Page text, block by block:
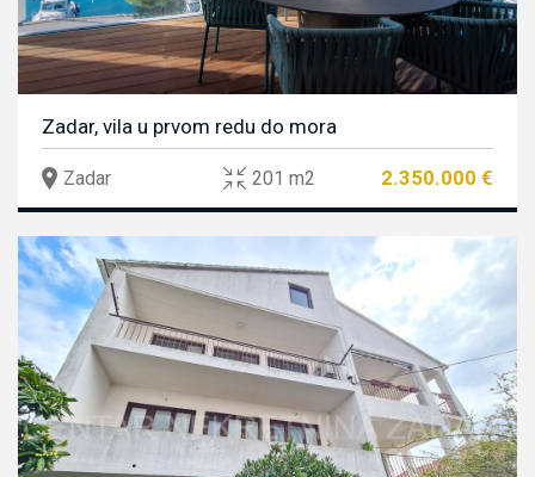
Zadar, vila u prvom redu do mora
Zadar 201 m2 2.350.000 €